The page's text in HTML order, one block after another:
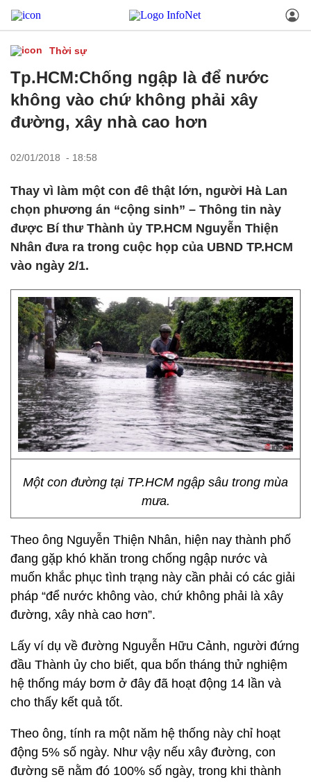
Thời sự
Tp.HCM:Chống ngập là để nước
không vào chứ không phải xây
đường, xây nhà cao hơn
02/01/2018 - 18:58
Thay vì làm một con đê thật lớn, người Hà Lan
chọn phương án “cộng sinh” – Thông tin này
được Bí thư Thành ủy TP.HCM Nguyễn Thiện
Nhân đưa ra trong cuộc họp của UBND TP.HCM
vào ngày 2/1.
Một con đường tại TP.HCM ngập sâu trong mùa
mưa.
Theo ông Nguyễn Thiện Nhân, hiện nay thành phố
đang gặp khó khăn trong chống ngập nước và
muốn khắc phục tình trạng này cần phải có các giải
pháp “để nước không vào, chứ không phải là xây
đường, xây nhà cao hơn”.
Lấy ví dụ về đường Nguyễn Hữu Cảnh, người đứng
đầu Thành ủy cho biết, qua bốn tháng thử nghiệm
hệ thống máy bơm ở đây đã hoạt động 14 lần và
cho thấy kết quả tốt.
Theo ông, tính ra một năm hệ thống này chỉ hoạt
động 5% số ngày. Như vậy nếu xây đường, con
đường sẽ nằm đó 100% số ngày, trong khi thành